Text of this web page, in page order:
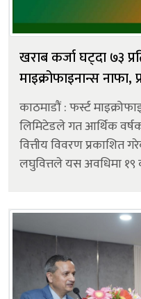
खराब कर्जा घट्दा ७३
माइक्रोफाइनान्स
काठमाडौं : फर्स्ट
लिमिटेडले गत आर्थिक
वित्तीय विवरण प्रकाशित
लघुवित्तले यस अवधिमा